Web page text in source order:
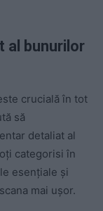
al bunurilor
crucială în tot
să
detaliat al
categorisi în
esențiale și
mai ușor.